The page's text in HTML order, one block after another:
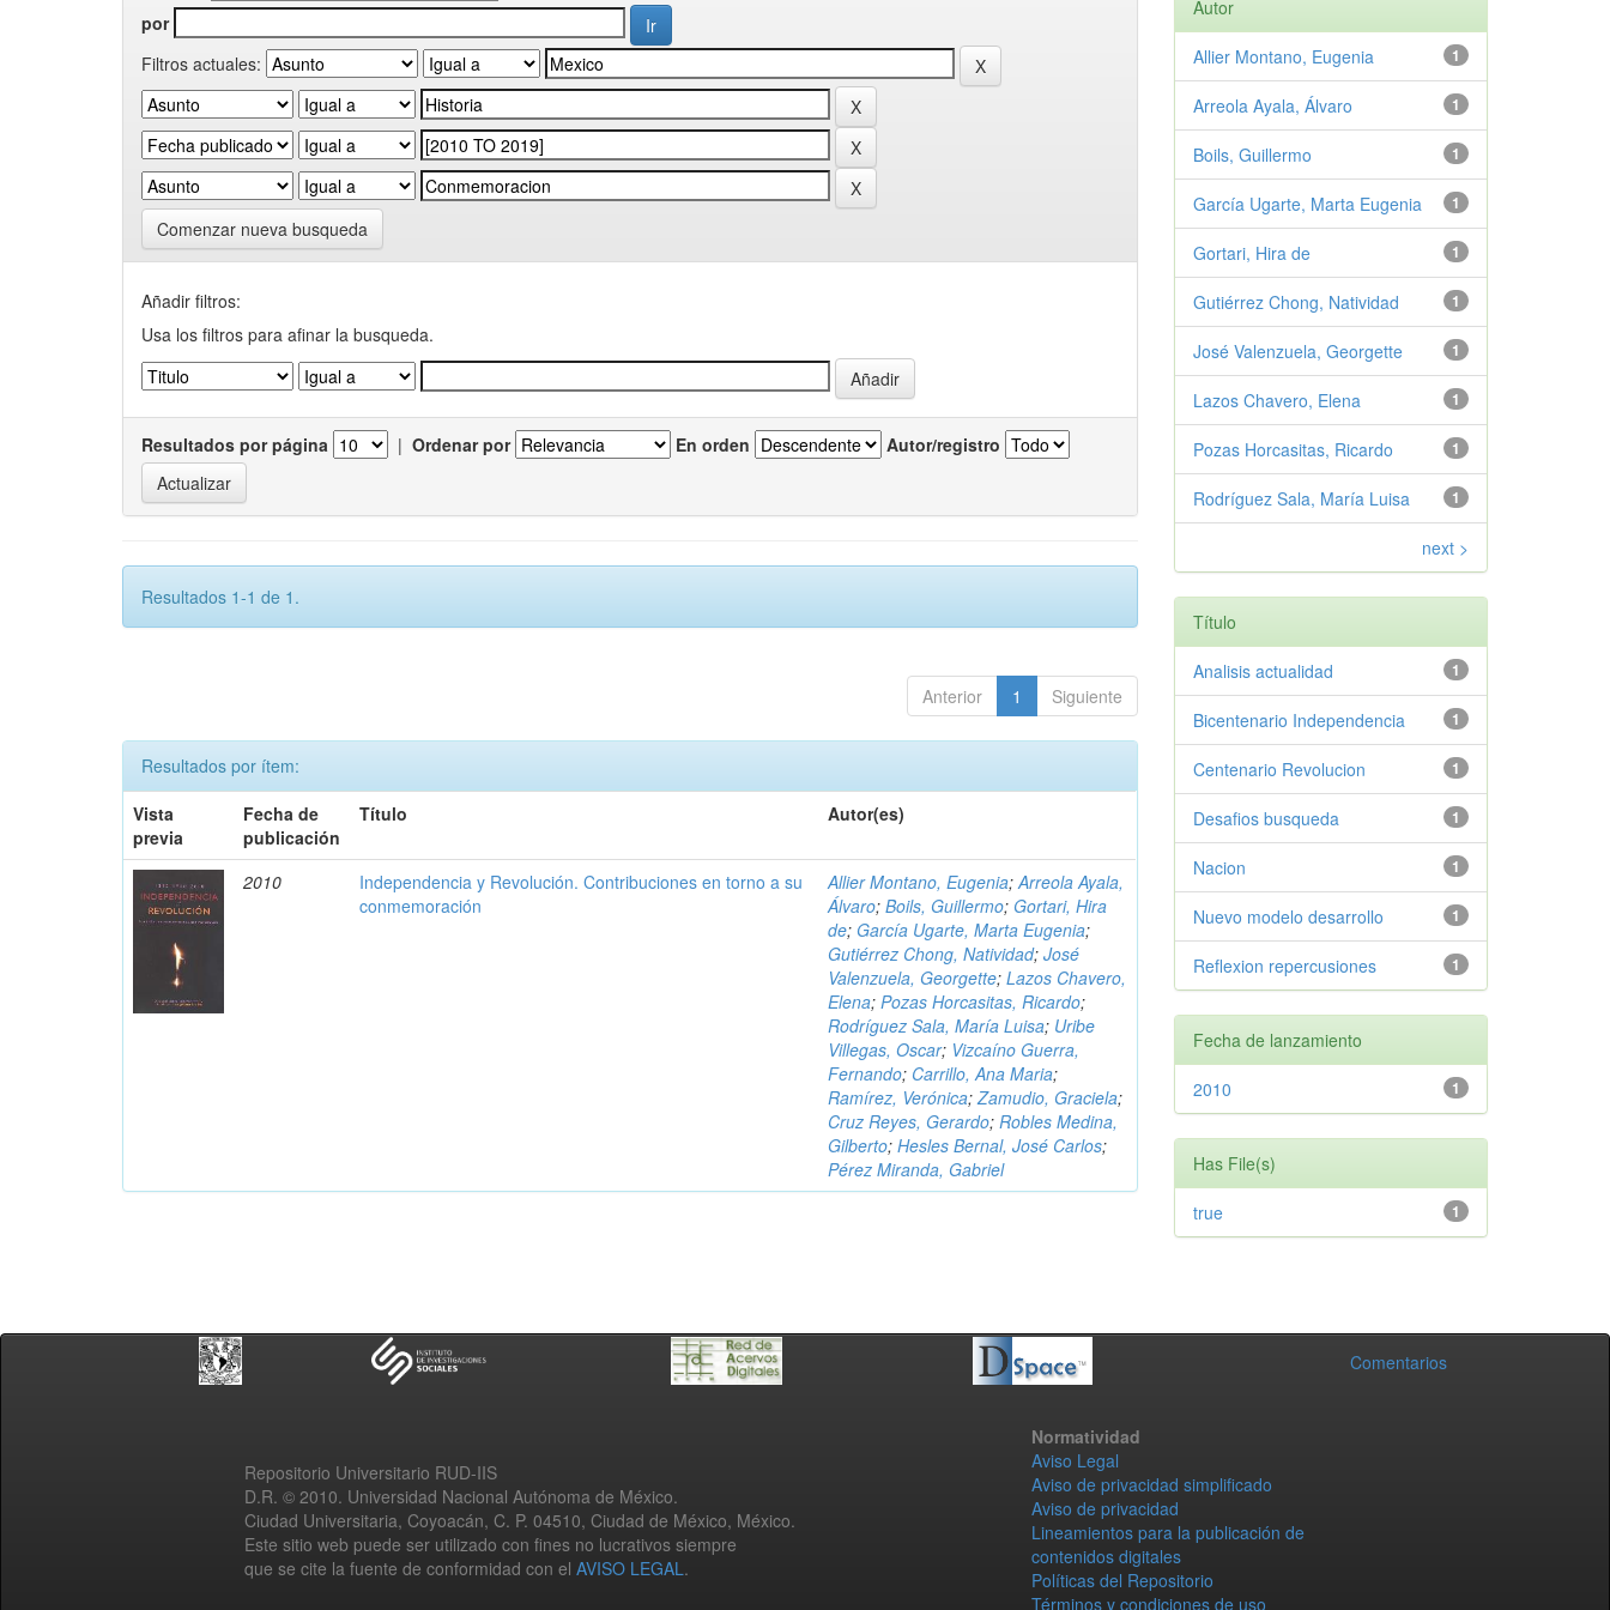
por
Filtros actuales:
Comenzar nueva busqueda
Añadir filtros:
Usa los filtros para afinar la busqueda.
Resultados por página | Ordenar por En orden Autor/registro
Resultados 1-1 de 1.
Anterior 1 Siguiente
Resultados por ítem:
Vista
previa
Fecha de
publicación
Título Autor(es)
2010
Independencia y Revolución. Contribuciones en torno a su
conmemoración
Allier Montano, Eugenia;Arreola Ayala,
Álvaro;Boils, Guillermo; Gortari, Hira
de; García Ugarte, Marta Eugenia;
Gutiérrez Chong, Natividad;José
Valenzuela, Georgette;Lazos Chavero,
Elena;Pozas Horcasitas, Ricardo;
Rodríguez Sala, María Luisa; Uribe
Villegas, Oscar; Vizcaíno Guerra,
Fernando; Carrillo, Ana Maria;
Ramírez, Verónica;Zamudio, Graciela;
Cruz Reyes, Gerardo;Robles Medina,
Gilberto;Hesles Bernal, José Carlos;
Pérez Miranda, Gabriel
Autor
1
Allier Montano, Eugenia
1
Arreola Ayala, Álvaro
1
Boils, Guillermo
1
García Ugarte, Marta Eugenia
1
Gortari, Hira de
1
Gutiérrez Chong, Natividad
1
José Valenzuela, Georgette
1
Lazos Chavero, Elena
1
Pozas Horcasitas, Ricardo
1
Rodríguez Sala, María Luisa
next >
Título
1
Analisis actualidad
1
Bicentenario Independencia
1
Centenario Revolucion
1
Desafios busqueda
1
Nacion
1
Nuevo modelo desarrollo
1
Reflexion repercusiones
Fecha de lanzamiento
1
2010
Has File(s)
1
true
Comentarios
Repositorio Universitario RUD-IIS
D.R. © 2010. Universidad Nacional Autónoma de México.
Ciudad Universitaria, Coyoacán, C. P. 04510, Ciudad de México, México.
Este sitio web puede ser utilizado con fines no lucrativos siempre
que se cite la fuente de conformidad con el AVISO LEGAL.
Normatividad
Aviso Legal
Aviso de privacidad simplificado
Aviso de privacidad
Lineamientos para la publicación de
contenidos digitales
Políticas del Repositorio
Términos y condiciones de uso